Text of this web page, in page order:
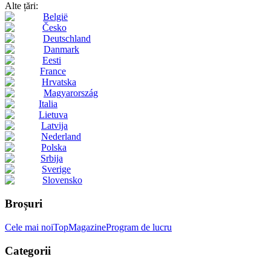
Alte țări:
België
Česko
Deutschland
Danmark
Eesti
France
Hrvatska
Magyarország
Italia
Lietuva
Latvija
Nederland
Polska
Srbija
Sverige
Slovensko
Broșuri
Cele mai noiTopMagazineProgram de lucru
Categorii